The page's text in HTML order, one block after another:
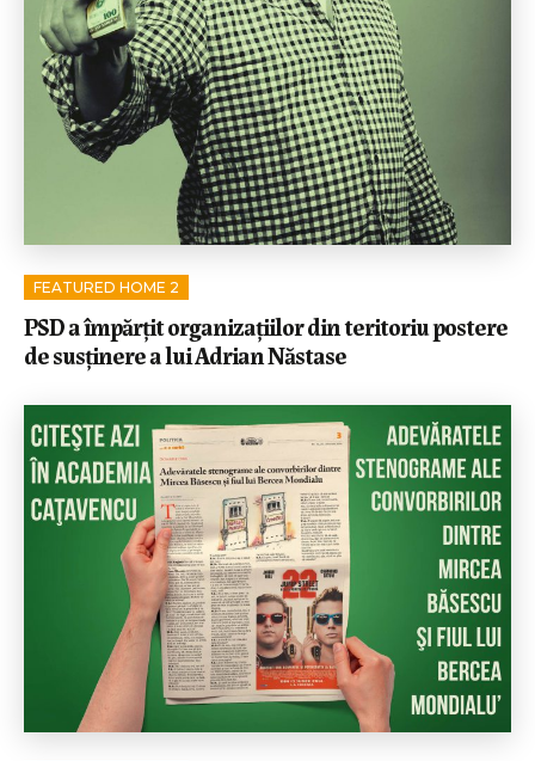
FEATURED HOME 2
PSD a împărţit organizaţiilor din teritoriu postere
de susţinere a lui Adrian Năstase